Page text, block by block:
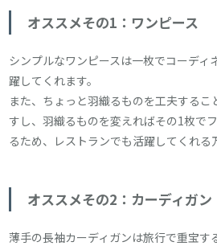
オススメその1：ワンピース
シンプルなワンピースは一枚でコーディ
躍してくれます。
また、ちょっと羽織るものを工夫するこ
すし、羽織るものを変えればその1枚で
るため、レストランでも活躍してくれる
オススメその2：カーディガン
薄手の長袖カーディガンは旅行で重宝す